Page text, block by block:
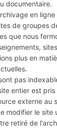
documentaire.
en
de groupes
que nous
plus en
pas
entier est pris
externe au
modifier le site
retiré de